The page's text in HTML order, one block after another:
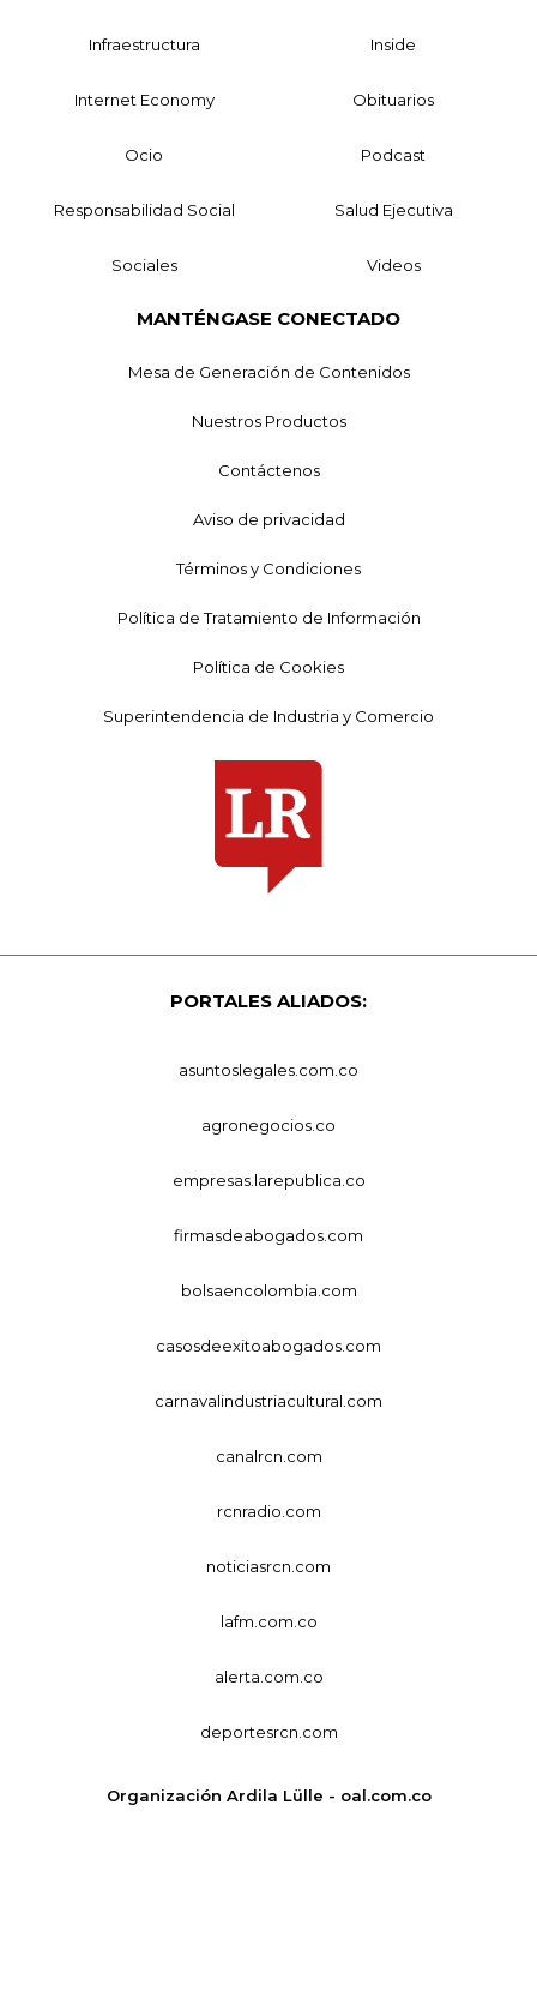
Infraestructura Inside
Internet Economy Obituarios
Ocio Podcast
Responsabilidad Social Salud Ejecutiva
Sociales Videos
MANTÉNGASE CONECTADO
Mesa de Generación de Contenidos
Nuestros Productos
Contáctenos
Aviso de privacidad
Términos y Condiciones
Política de Tratamiento de Información
Política de Cookies
Superintendencia de Industria y Comercio
PORTALES ALIADOS:
asuntoslegales.com.co
agronegocios.co
empresas.larepublica.co
firmasdeabogados.com
bolsaencolombia.com
casosdeexitoabogados.com
carnavalindustriacultural.com
canalrcn.com
rcnradio.com
noticiasrcn.com
lafm.com.co
alerta.com.co
deportesrcn.com
Organización Ardila Lülle - oal.com.co